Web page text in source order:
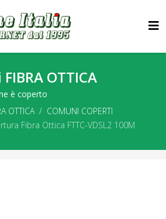
OTTICA
è coperto
OTTICA
COMUNI COPERTI
Fibra Ottica FTTC-VDSL2 100M